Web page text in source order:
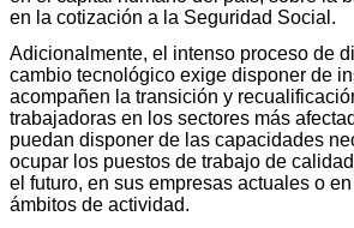
en la cotización a la Seguridad Social.
Adicionalmente, el intenso proceso de
cambio tecnológico exige disponer de
acompañen la transición y
trabajadoras en los sectores más
puedan disponer de las capacidades
ocupar los puestos de trabajo de
el futuro, en sus empresas actuales o
ámbitos de actividad.